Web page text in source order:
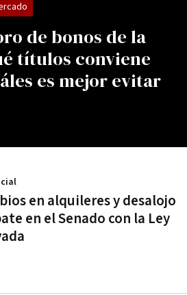
de bonos de la
títulos conviene
es mejor evitar
en alquileres y desalojo
en el Senado con la Ley